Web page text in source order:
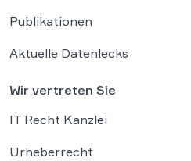
Publikationen
Aktuelle Datenlecks
Wir vertreten Sie
IT Recht Kanzlei
Urheberrecht